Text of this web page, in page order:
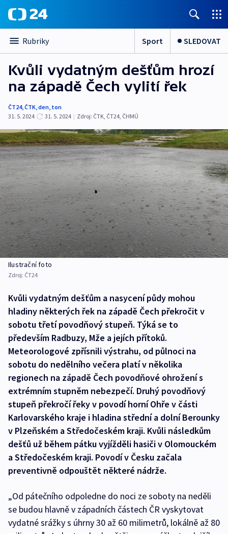
Rubriky Sport SLEDOVAT
Kvůli vydatným dešťům hrozí
na západě Čech vylití řek
ČT24,ČTK,den, ton
31. 5. 2024
31. 5. 2024 | Zdroj: ČTK, ČT24, ČHMÚ
Ilustrační foto
Zdroj: ČT24
Kvůli vydatným dešťům a nasycení půdy mohou
hladiny některých řek na západě Čech překročit v
sobotu třetí povodňový stupeň. Týká se to
především Radbuzy, Mže a jejích přítoků.
Meteorologové zpřísnili výstrahu, od půlnoci na
sobotu do nedělního večera platí v několika
regionech na západě Čech povodňové ohrožení s
extrémním stupněm nebezpečí. Druhý povodňový
stupeň překročí řeky v povodí horní Ohře v části
Karlovarského kraje i hladina střední a dolní Berounky
v Plzeňském a Středočeském kraji. Kvůli následkům
dešťů už během pátku vyjížděli hasiči v Olomouckém
a Středočeském kraji. Povodí v Česku začala
preventivně odpouštět některé nádrže.
„Od pátečního odpoledne do noci ze soboty na neděli
se budou hlavně v západních částech ČR vyskytovat
vydatné srážky s úhrny 30 až 60 milimetrů, lokálně až 80